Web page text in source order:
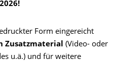
Form eingereicht
Zusatzmaterial (Video- oder
u.ä.) und für weitere